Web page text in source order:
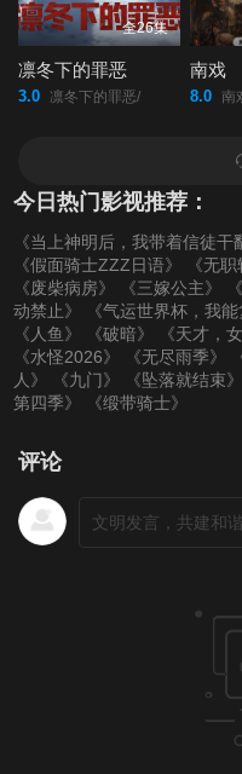
全26集
凛冬下的罪恶
3.0 凛冬下的罪恶/
南戏
8.0 南
今日热门影视推荐：
《当上神明后，我带着信徒干
《假面骑士ZZZ日语》
《无
《废柴病房》
《三嫁公主》
动禁止》
《气运世界杯，我
《人鱼》
《破暗》 《天才，
《水怪2026》
《无尽雨季》
人》
《九门》 《坠落就结束》
第四季》
《缎带骑士》
评论